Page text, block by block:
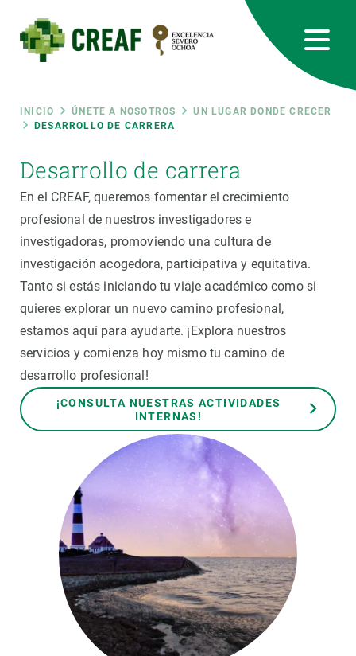
contenido
principal
Ruta
de
navegación
INICIO ÚNETE A NOSOTROS
UN LUGAR DONDE CRECER
DESARROLLO DE CARRERA
Desarrollo de carrera
En el CREAF, queremos fomentar el crecimiento
profesional de nuestros investigadores e
investigadoras, promoviendo una cultura de
investigación acogedora, participativa y equitativa.
Tanto si estás iniciando tu viaje académico como si
quieres explorar un nuevo camino profesional,
estamos aquí para ayudarte. ¡Explora nuestros
servicios y comienza hoy mismo tu camino de
desarrollo profesional!
¡CONSULTA NUESTRAS ACTIVIDADES
INTERNAS!
RRSS
Featured
responsive
Responsive
menu
SOBRE NOSOTROS
INVESTIGACIÓN
CIENCIA EN ACCIÓN
ÚNETE A NOSOTROS
PARTICIPA
NOTICIAS Y AGENDA